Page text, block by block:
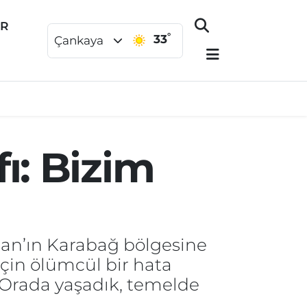
Çankaya 33°
Bizim
Karabağ bölgesine
ölümcül bir hata
yaşadık, temelde